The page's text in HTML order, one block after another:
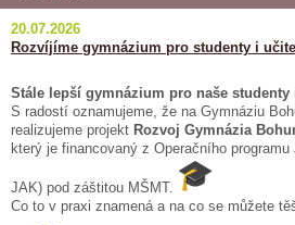
20.07.2026
Rozvíjíme gymnázium pro studenty i
Stále lepší gymnázium pro naše studenty
S radostí oznamujeme, že na Gymnáziu
realizujeme projekt Rozvoj Gymnázia
který je financovaný z Operačního
JAK) pod záštitou MŠMT.
Co to v praxi znamená a na co se můžete